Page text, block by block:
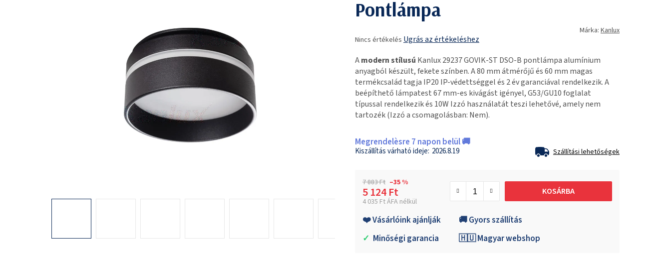
Pontlámpa
termék
értékelése
5-
ből
0,0
csillag.
Nincs értékelés Ugrás az értékeléshez
Márka: Kanlux
Amodern stílusú Kanlux 29237 GOVIK-ST DSO-B pontlámpa alumínium
anyagból készült, fekete színben. A 80 mm átmérőjű és 60 mm magas
termékcsalád tagja IP20 IP-védettséggel és 2 év garanciával rendelkezik. A
beépíthető lámpatest 67 mm-es kivágást igényel, G53/GU10 foglalat
típussal rendelkezik és 10W Izzó használatát teszi lehetővé, amely nem
tartozék (Izzó a csomagolásban: Nem).
Megrendelèsre 7 napon belül 🚚
2026.8.19 Szállítási lehetőségek
7 883 Ft –35 %
5 124 Ft
4 035 Ft ÁFA nélkül
KOSÁRBA
❤️ Vásárlóink ajánlják
🚚 Gyors szállítás
✓ Minőségi garancia 🇭🇺 Magyar webshop